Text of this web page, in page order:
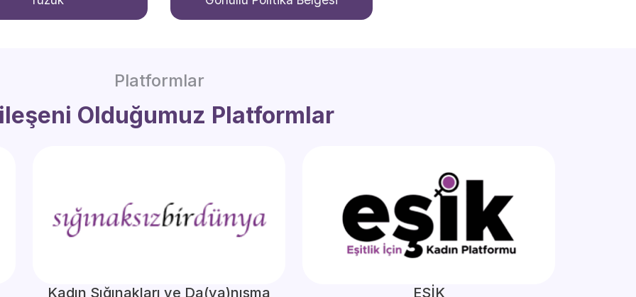
Platformlar
Olduğumuz Platformlar
Kadın Sığınakları ve Da(ya)nışma
EŞİK